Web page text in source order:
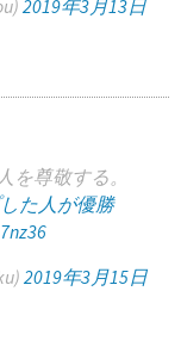
2019年3月13日
尊敬する。
た人が優勝
2019年3月15日